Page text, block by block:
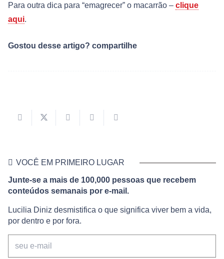
Para outra dica para “emagrecer” o macarrão – clique
aqui.
Gostou desse artigo? compartilhe
VOCÊ EM PRIMEIRO LUGAR
Junte-se a mais de 100,000 pessoas que recebem
conteúdos semanais por e-mail.
Lucilia Diniz desmistifica o que significa viver bem a vida,
por dentro e por fora.